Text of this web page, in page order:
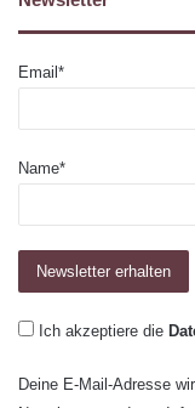
Email*
Name*
Ich akzeptiere die
Deine E-Mail-Adresse